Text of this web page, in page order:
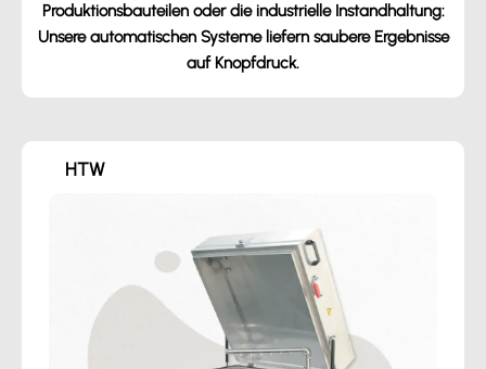
Produktionsbauteilen oder die industrielle Instandhaltung:
Unsere automatischen Systeme liefern saubere Ergebnisse
auf Knopfdruck.
HTW